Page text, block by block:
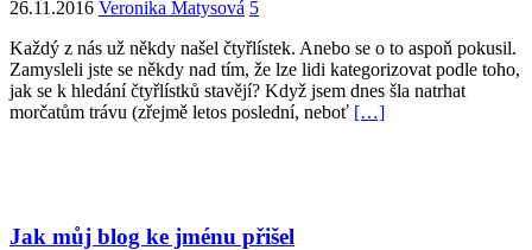
26.11.2016 Veronika Matysová 5
Každý z nás už někdy našel čtyřlístek. Anebo se o to aspoň pokusil.
Zamysleli jste se někdy nad tím, že lze lidi kategorizovat podle toho,
jak se k hledání čtyřlístků stavějí? Když jsem dnes šla natrhat
morčatům trávu (zřejmě letos poslední, neboť […]
Jak můj blog ke jménu přišel